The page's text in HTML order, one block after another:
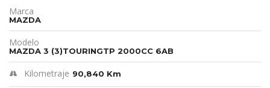
Marca
MAZDA
Modelo
MAZDA 3 (3)TOURINGTP 2000CC 6AB
Kilometraje 90,840 Km